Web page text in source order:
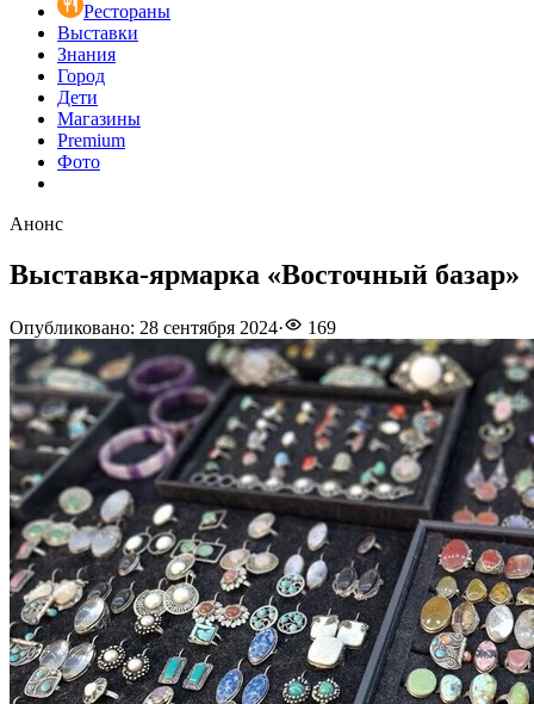
Рестораны
Выставки
Знания
Город
Дети
Магазины
Premium
Фото
Анонс
Выставка-ярмарка «Восточный базар»
Опубликовано: 28 сентября 2024· 169